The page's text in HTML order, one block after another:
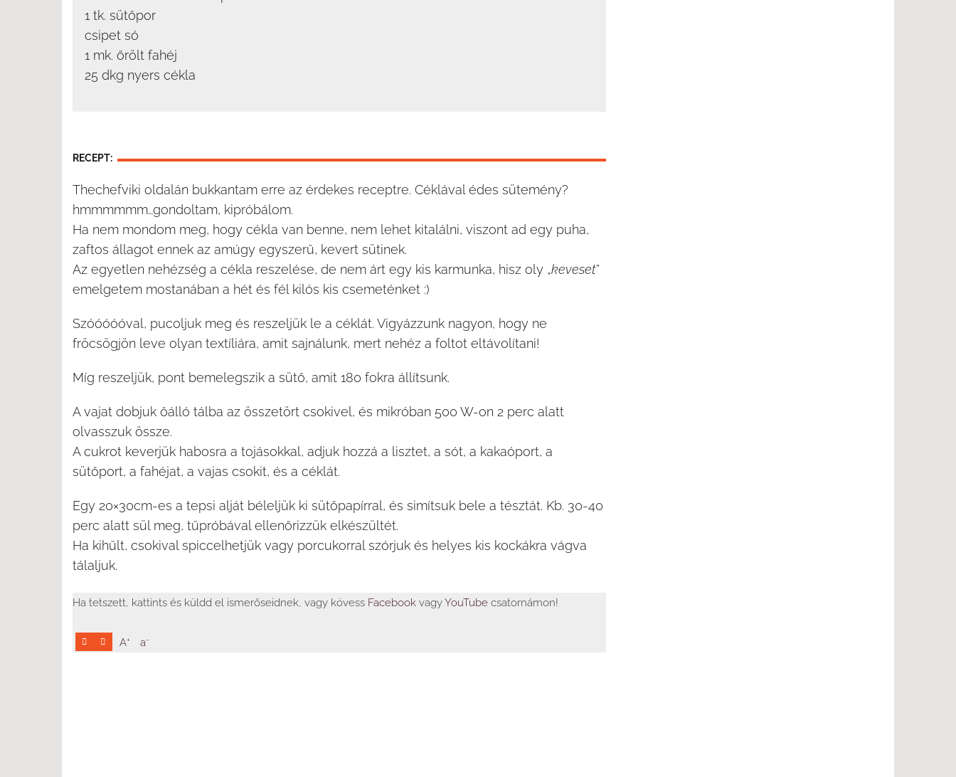
1 tk. sütőpor
csipet só
1 mk. őrölt fahéj
25 dkg nyers cékla
RECEPT:
Thechefviki oldalán bukkantam erre az érdekes receptre. Céklával édes sütemény?
hmmmmmm…gondoltam, kipróbálom.
Ha nem mondom meg, hogy cékla van benne, nem lehet kitalálni, viszont ad egy puha,
zaftos állagot ennek az amúgy egyszerű, kevert sütinek.
Az egyetlen nehézség a cékla reszelése, de nem árt egy kis karmunka, hisz oly „keveset”
emelgetem mostanában a hét és fél kilós kis csemeténket :)
Szóóóóóval, pucoljuk meg és reszeljük le a céklát. Vigyázzunk nagyon, hogy ne
fröcsögjön leve olyan textíliára, amit sajnálunk, mert nehéz a foltot eltávolítani!
Míg reszeljük, pont bemelegszik a sütő, amit 180 fokra állítsunk.
A vajat dobjuk őálló tálba az összetört csokivel, és mikróban 500 W-on 2 perc alatt
olvasszuk össze.
A cukrot keverjük habosra a tojásokkal, adjuk hozzá a lisztet, a sót, a kakaóport, a
sütőport, a fahéjat, a vajas csokit, és a céklát.
Egy 20×30cm-es a tepsi alját béleljük ki sütőpapírral, és simítsuk bele a tésztát. Kb. 30-40
perc alatt sül meg, tűpróbával ellenőrizzük elkészültét.
Ha kihűlt, csokival spiccelhetjük vagy porcukorral szórjuk és helyes kis kockákra vágva
tálaljuk.
Ha tetszett, kattints és küldd el ismerőseidnek, vagy kövess Facebook vagyYouTube csatornámon!
A+ a-